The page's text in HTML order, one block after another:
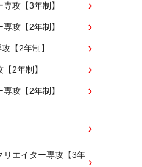
攻【3年制】
攻【2年制】
【2年制】
2年制】
攻【2年制】
リエイター専攻【3年